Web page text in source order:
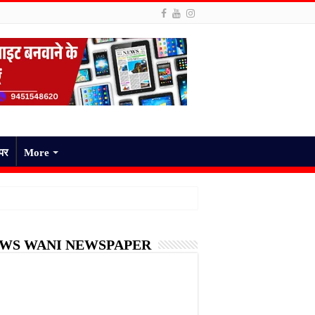
More
WANI NEWSPAPER